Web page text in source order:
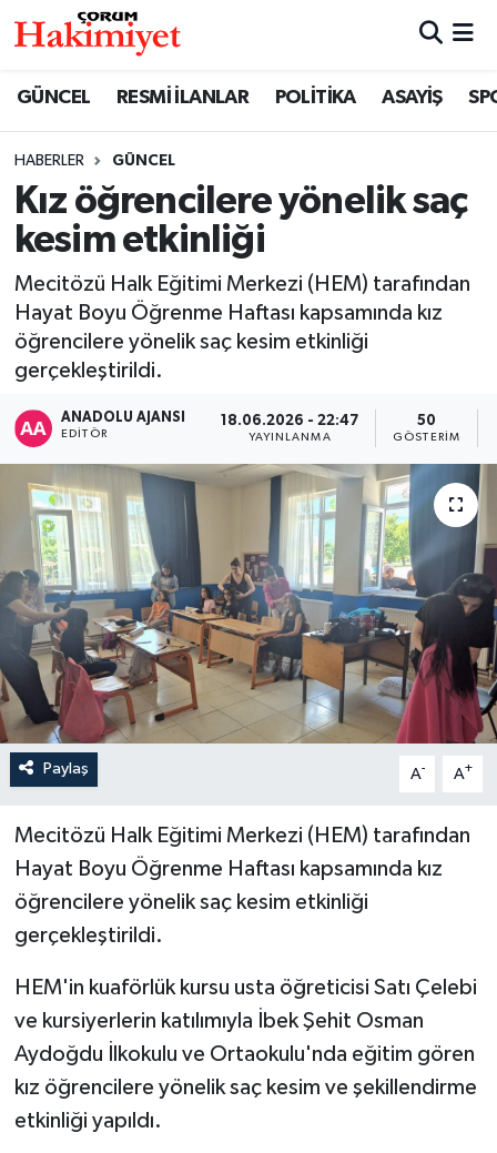
GÜNCEL RESMİ İLANLAR POLİTİKA ASAYİŞ
HABERLER GÜNCEL
Kız öğrencilere yönelik saç
kesim etkinliği
Mecitözü Halk Eğitimi Merkezi (HEM) tarafından
Hayat Boyu Öğrenme Haftası kapsamında kız
öğrencilere yönelik saç kesim etkinliği
gerçekleştirildi.
ANADOLU AJANSI
EDITÖR
18.06.2026 - 22:47
YAYINLANMA
50
GÖSTERIM
Paylaş A- A+
Mecitözü Halk Eğitimi Merkezi (HEM) tarafından
Hayat Boyu Öğrenme Haftası kapsamında kız
öğrencilere yönelik saç kesim etkinliği
gerçekleştirildi.
HEM'in kuaförlük kursu usta öğreticisi Satı Çelebi
ve kursiyerlerin katılımıyla İbek Şehit Osman
Aydoğdu İlkokulu ve Ortaokulu'nda eğitim gören
kız öğrencilere yönelik saç kesim ve şekillendirme
etkinliği yapıldı.
SAĞLIK
ASAYİŞ
EKONOMİ
GÜNCEL
AKTÜEL
EĞİTİM
İLÇELER
OTOPARK
TEKNOLOJİ
Nöbetçi Eczaneler
Çorum Namaz Vakitleri
Trafik Durumu
Süper Lig Puan Durumu ve Fikstür
Tüm Manşetler
Son Dakika Haberleri
Haber Arşivi